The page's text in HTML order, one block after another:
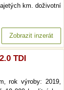
km. doživotní
Zobrazit inzerát
TDI
rok výroby: 2019,